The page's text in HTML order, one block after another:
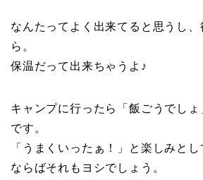
なんたってよく出来てると思うし
ら。
保温だって出来ちゃうよ♪
キャンプに行ったら「飯ごうでし
です。
「うまくいったぁ！」と楽しみと
ならばそれもヨシでしょう。